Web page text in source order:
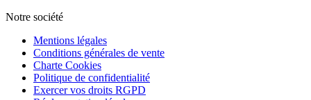
Notre société
Mentions légales
Conditions générales de vente
Charte Cookies
Politique de confidentialité
Exercer vos droits RGPD